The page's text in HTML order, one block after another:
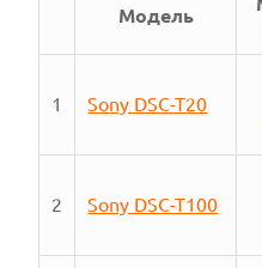
Модель
1 Sony DSC-T20
2 Sony DSC-T100